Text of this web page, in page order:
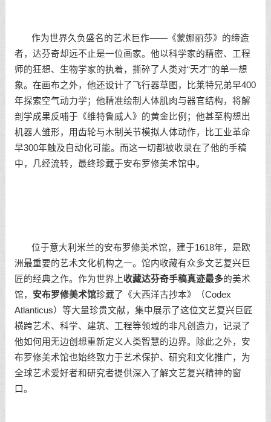
作为世界久负盛名的艺术巨作——《蒙娜丽莎》的缔造
者，达芬奇却远不止是一位画家。他以科学家的精密、工程
师的狂想、生物学家的执着，撕碎了人类对“天才”的单一想
象。在画布之外，他还设计了飞行器草图，比莱特兄弟早400
年探索空气动力学；他精准绘制人体肌肉与器官结构，将解
剖学成果反哺于《维特鲁威人》的黄金比例；他甚至构想出
机器人雏形，用齿轮与木制关节模拟人体动作，比工业革命
早300年触及自动化可能。而这一切都被收录在了他的手稿
中，几经流转，最终珍藏于安布罗修美术馆中。
位于意大利米兰的安布罗修美术馆，建于1618年，是欧
洲最重要的艺术文化机构之一。馆内收藏有众多文艺复兴巨
匠的经典之作。作为世界上收藏达芬奇手稿真迹最多的美术
馆， 安布罗修美术馆珍藏了《大西洋古抄本》（Codex
Atlanticus）等大量珍贵文献，集中展示了这位文艺复兴巨匠
横跨艺术、科学、建筑、工程等领域的非凡创造力，记录了
他如何用无边创想重新定义人类智慧的边界。除此之外，安
布罗修美术馆也始终致力于艺术保护、研究和文化推广，为
全球艺术爱好者和研究者提供深入了解文艺复兴精神的窗
口。